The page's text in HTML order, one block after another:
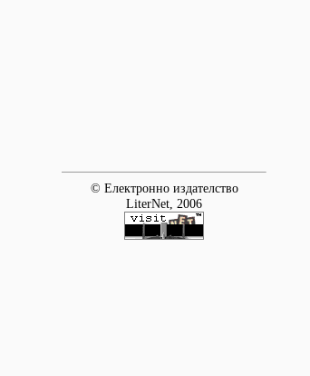
© Електронно издателство
LiterNet, 2006